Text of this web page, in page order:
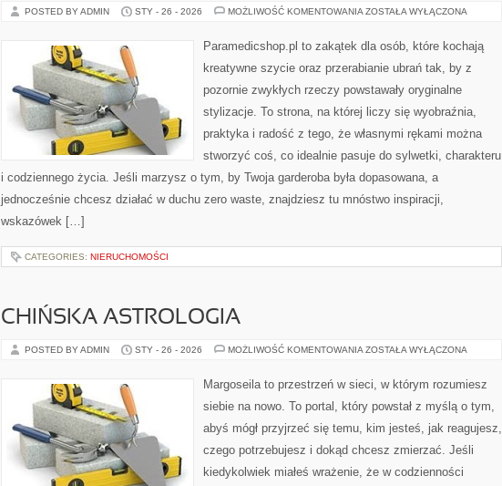
POSTED BY ADMIN STY - 26 - 2026 MOŻLIWOŚĆ KOMENTOWANIA SZYCIE
ZOSTAŁA WYŁĄCZONA
Paramedicshop.pl to zakątek dla osób, które kochają
kreatywne szycie oraz przerabianie ubrań tak, by z
pozornie zwykłych rzeczy powstawały oryginalne
stylizacje. To strona, na której liczy się wyobraźnia,
praktyka i radość z tego, że własnymi rękami można
stworzyć coś, co idealnie pasuje do sylwetki, charakteru
i codziennego życia. Jeśli marzysz o tym, by Twoja garderoba była dopasowana, a
jednocześnie chcesz działać w duchu zero waste, znajdziesz tu mnóstwo inspiracji,
wskazówek […]
CATEGORIES: NIERUCHOMOŚCI
CHIŃSKA ASTROLOGIA
POSTED BY ADMIN STY - 26 - 2026 MOŻLIWOŚĆ KOMENTOWANIA CHIŃSKA
ZOSTAŁA WYŁĄCZONA
Margoseila to przestrzeń w sieci, w którym rozumiesz
siebie na nowo. To portal, który powstał z myślą o tym,
abyś mógł przyjrzeć się temu, kim jesteś, jak reagujesz,
czego potrzebujesz i dokąd chcesz zmierzać. Jeśli
kiedykolwiek miałeś wrażenie, że w codzienności